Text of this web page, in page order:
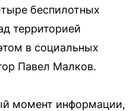
беспилотных
территорией
в социальных
Павел Малков.
момент информации,